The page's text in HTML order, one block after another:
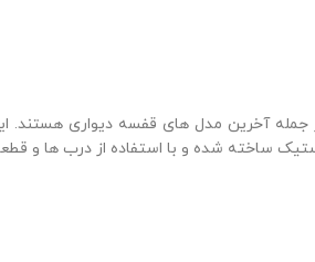
آخرین مدل‌ های قفسه دیواری هستند.
ساخته شده و با استفاده از درب‌ ها و